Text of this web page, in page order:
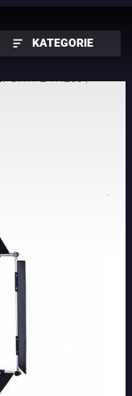
KATEGORIE
/ SWIT LA-HE60 |